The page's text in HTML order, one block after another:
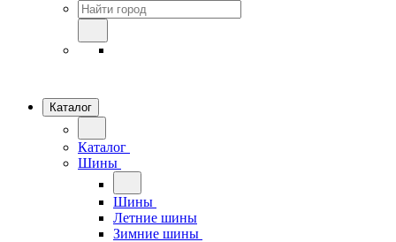
Каталог
Каталог
Шины
Шины
Летние шины
Зимние шины